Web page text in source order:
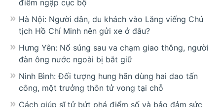
điểm ngập cục bộ
Hà Nội: Người dân, du khách vào Lăng viếng Chủ
tịch Hồ Chí Minh nên gửi xe ở đâu?
Hưng Yên: Nổ súng sau va chạm giao thông, người
đàn ông nước ngoài bị bắt giữ
Ninh Bình: Đối tượng hung hãn dùng hai dao tấn
công, một trưởng thôn tử vong tại chỗ
Cách giúp sĩ tử bứt phá điểm số và bảo đảm sức